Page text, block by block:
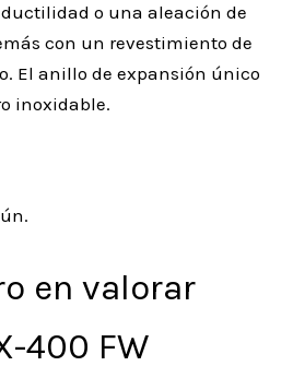
o una aleación de
con un revestimiento de
El anillo de expansión único
inoxidable.
en valorar
400 FW